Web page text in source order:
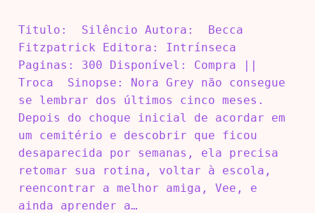
Titulo: Silêncio Autora: Becca
Fitzpatrick Editora: Intrínseca
Paginas: 300 Disponível: Compra ||
Troca Sinopse: Nora Grey não consegue
se lembrar dos últimos cinco meses.
Depois do choque inicial de acordar em
um cemitério e descobrir que ficou
desaparecida por semanas, ela precisa
retomar sua rotina, voltar à escola,
reencontrar a melhor amiga, Vee, e
ainda aprender a…